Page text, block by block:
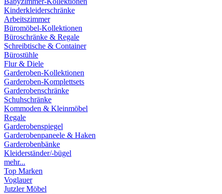
Kinderkleiderschränke
Arbeitszimmer
Büromöbel-Kollektionen
Büroschränke & Regale
Schreibtische & Container
Bürostühle
Flur & Diele
Garderoben-Kollektionen
Garderoben-Komplettsets
Garderobenschränke
Schuhschränke
Kommoden & Kleinmöbel
Regale
Garderobenspiegel
Garderobenpaneele & Haken
Garderobenbänke
Kleiderständer/-bügel
mehr...
Top Marken
Voglauer
Jutzler Möbel